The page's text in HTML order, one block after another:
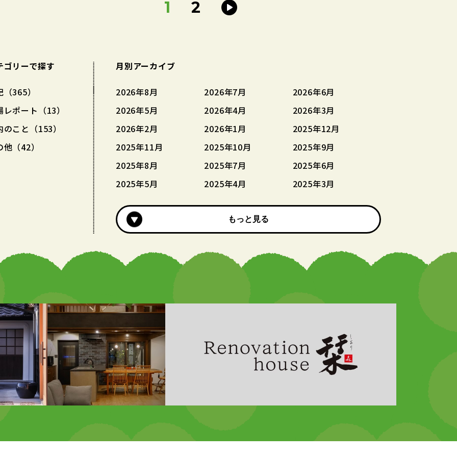
1 2
ゴリーで探す
（365）
レポート（13）
のこと（153）
他（42）
月別アーカイブ
2026年8月 2026年7月
2026年6月
2026年5月
2026年4月
2026年3月
2026年2月
2026年1月
2025年12月
2025年11月
2025年10月
2025年9月
2025年8月
2025年7月
2025年6月
2025年5月
2025年4月 2025年3月
もっと見る
もっと見る